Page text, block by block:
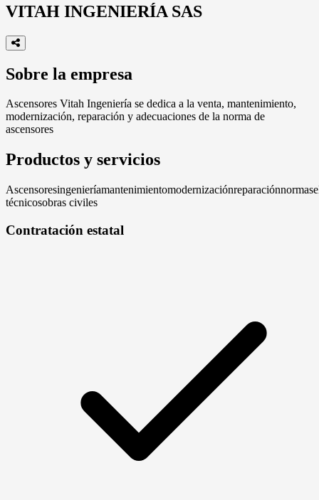
VITAH INGENIERÍA SAS
Sobre la empresa
Ascensores Vitah Ingeniería se dedica a la venta, mantenimiento,
modernización, reparación y adecuaciones de la norma de
ascensores
Productos y servicios
Ascensoresingenieríamantenimientomodernizaciónreparaciónnormas
técnicosobras civiles
Contratación estatal